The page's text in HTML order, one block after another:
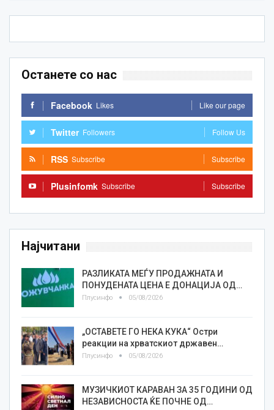
Останете со нас
Facebook Likes Like our page
Twitter Followers Follow Us
RSS Subscribe Subscribe
Plusinfomk Subscribe Subscribe
Најчитани
РАЗЛИКАТА МЕЃУ ПРОДАЖНАТА И
ПОНУДЕНАТА ЦЕНА Е ДОНАЦИЈА ОД…
Плусинфо 05/08/2026
„ОСТАВЕТЕ ГО НЕКА КУКА“ Остри
реакции на хрватскиот државен…
Плусинфо 05/08/2026
МУЗИЧКИОТ КАРАВАН ЗА 35 ГОДИНИ ОД
НЕЗАВИСНОСТА ЌЕ ПОЧНЕ ОД…